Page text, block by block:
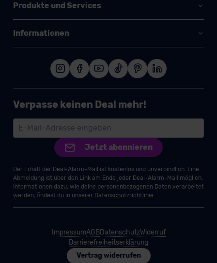
Produkte und Services
Informationen
Verpasse keinen Deal mehr!
Jetzt abonnieren
Der Erhalt der Deal-Alarm-Mail ist kostenlos und unverbindlich. Eine
Abmeldung ist über den Link am Ende jeder Deal-Alarm-Mail möglich.
Informationen dazu, wie deine personenbezogenen Daten verarbeitet
werden, findest du in unserer Datenschutzrichtlinie.
ImpressumAGBDatenschutzWiderruf
Barrierefreiheitserklärung
Vertrag widerrufen